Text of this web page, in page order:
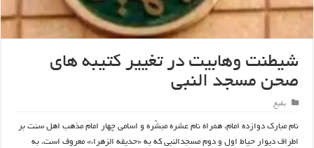
شیطنت وهابیت در تغییر کتیبه های
صحن مسجد النبی
بقیع
نام مبارک دوازده امام، همراه نام عشره مبشّره و اسامی چهار امام مذهب اهل سنت بر
اطراف دیوار حیاط اول و دوم مسجدالنبی که به «حدیقه الزهراء» معروف است، به